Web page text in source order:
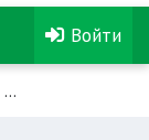
Войти